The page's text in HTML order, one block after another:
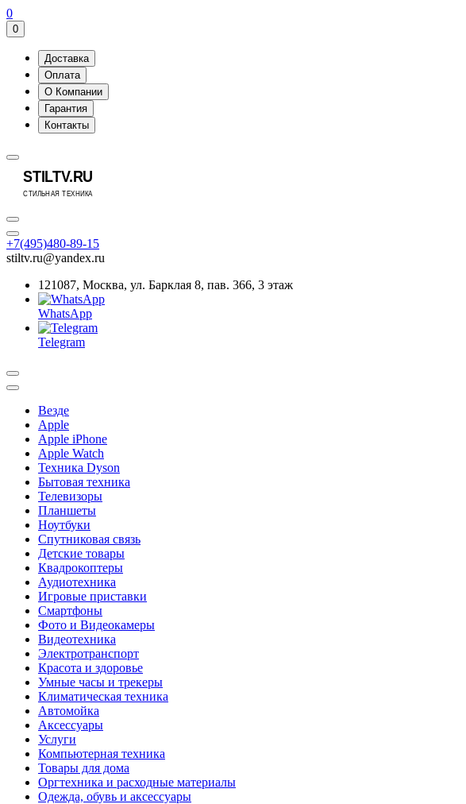
0
0
Доставка
Оплата
О Компании
Гарантия
Контакты
+7(495)480-89-15
stiltv.ru@yandex.ru
121087, Москва, ул. Барклая 8, пав. 366, 3 этаж
WhatsApp
Telegram
Везде
Apple
Apple iPhone
Apple Watch
Техника Dyson
Бытовая техника
Телевизоры
Планшеты
Ноутбуки
Спутниковая связь
Детские товары
Квадрокоптеры
Аудиотехника
Игровые приставки
Смартфоны
Фото и Видеокамеры
Видеотехника
Электротранспорт
Красота и здоровье
Умные часы и трекеры
Климатическая техника
Автомойка
Аксессуары
Услуги
Компьютерная техника
Товары для дома
Оргтехника и расходные материалы
Одежда, обувь и аксессуары